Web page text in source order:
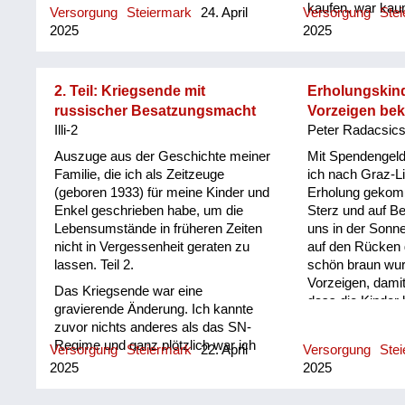
auch oft Razzien. Ich war nur einmal
dort, denn ich wollte keine
seine Goldsachen. Auch bei uns in
Mitterdorf gab es Schleichhandel.
Aber das war mehr im Haus, nicht
dadurch reich geworden. Die sind
ins Burgenland gefahren oder in die
Oststeiermark zu den Bauern und
haben Sachen geholt. So hat der
Schwarzhandel funktioniert.
Versorgung Steiermark
24. April
2025
kaufen, war
mit
sondern eben
reparierten
Klamotten
froh, überhaupt
zu haben, bei
„noch“ oder „in
geflickte
werden, zu klein
und Schuhe
Geschwister
Verwandten
und ich
Schwester.
Versorgung
2025
2. Teil: Kriegsende mit
russischer Besatzungsmacht
Illi-2
Auszuge aus der Geschichte meiner
Familie, die ich als Zeitzeuge
(geboren 1933) für meine Kinder und
Enkel geschrieben habe, um die
Lebensumstände in früheren Zeiten
nicht in Vergessenheit geraten zu
lassen. Teil 2.
Das Kriegsende war eine
gravierende Änderung. Ich kannte
zuvor nichts anderes als das SN-
Regime und ganz plötzlich war ich
kein Hitlerjunge (Pimpf) mehr. Total
Versorgung Steiermark 22. April
2025
Vorzeigen
Peter Radacsics
Mit
ich nach Graz-
Erholung
Sterz und auf
uns in der
auf den Rücken
schön braun
Vorzeigen,
dass die Kinder
Versorgung
2025